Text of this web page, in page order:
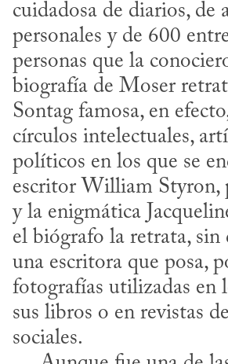
cuidadosa de diarios, de
personales y de 600
personas que la
biografía de Moser
Sontag famosa, en
círculos intelectuales,
políticos en los que se
escritor William Styron,
y la enigmática
el biógrafo la retrata, sin
una escritora que posa,
fotografías utilizadas en
sus libros o en revistas
sociales.